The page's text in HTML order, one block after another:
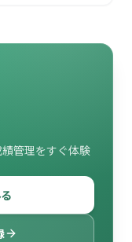
管理をすぐ体験